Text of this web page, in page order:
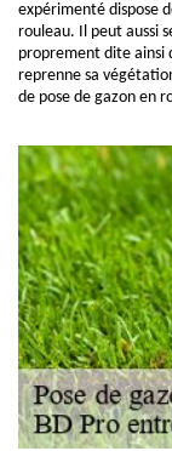
expérimenté dispose
rouleau. Il peut aussi
proprement dite ainsi
reprenne sa
de pose de gazon en